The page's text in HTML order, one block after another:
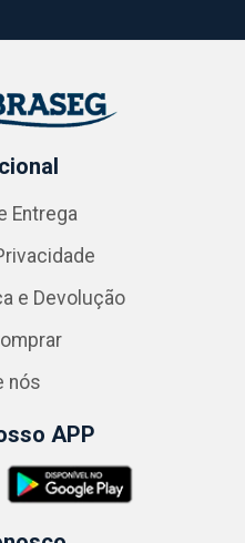
Entrega
e Devolução
nós
APP